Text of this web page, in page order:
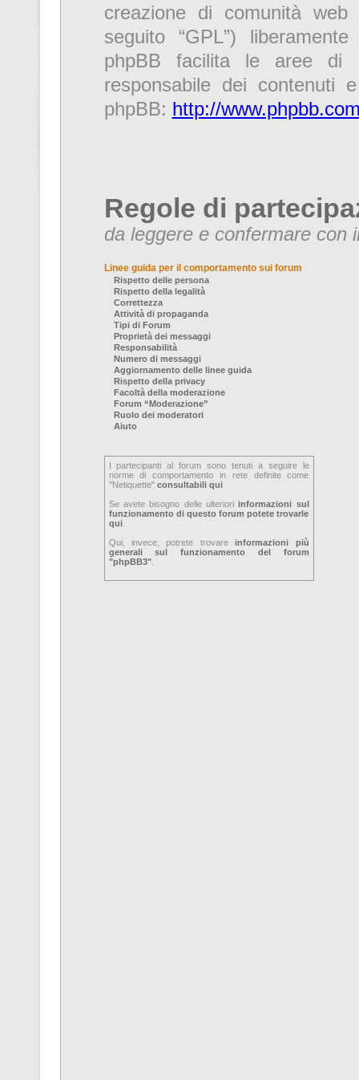
creazione di comunità web
seguito “GPL”)
phpBB facilita le aree di
responsabile dei contenuti
phpBB: http://
Regole di
da leggere e confermare con
Linee guida per il comportamento sui forum
Rispetto delle persona
Rispetto della legalità
Correttezza
Attività di propaganda
Tipi di Forum
Proprietà dei messaggi
Responsabilità
Numero di messaggi
Aggiornamento delle linee guida
Rispetto della privacy
Facoltà della moderazione
Forum “Moderazione”
Ruolo dei moderatori
Aiuto
I partecipanti al forum sono tenuti a seguire le
norme di comportamento in rete definite come
"Netiquette" consultabili qui
Se avete bisogno delle ulterioriinformazioni sul
funzionamento di questo forum potete trovarle
qui.
Qui, invece, potrete trovareinformazioni più
generali sul funzionamento del forum
"phpBB3".